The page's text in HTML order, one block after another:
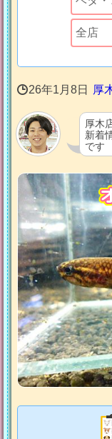
26年1月8日 厚
厚木
新着
です